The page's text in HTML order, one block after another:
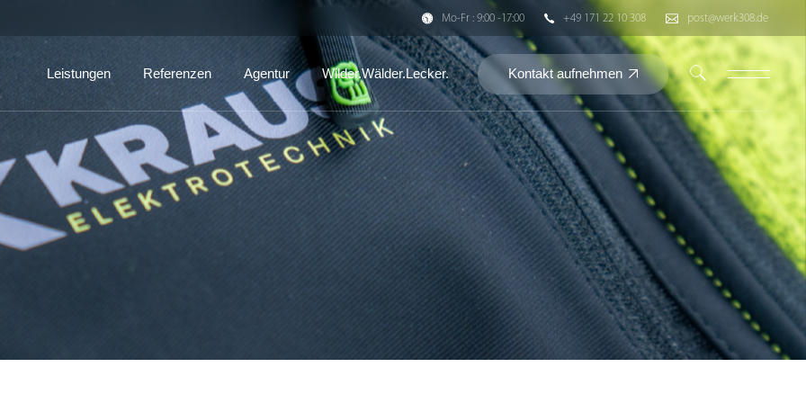
Mo-Fr : 9:00 -17:00 +49 171 22 10 308 post@werk308.de
Leistungen
Marken- & Grafikdesign
Fotografie & Video
Digitale Kommunikation
Events & Live-Kommunikation
Referenzen Agentur
308.Aktuell
Über uns
Wilder.Wälder.Lecker. Kontakt aufnehmen